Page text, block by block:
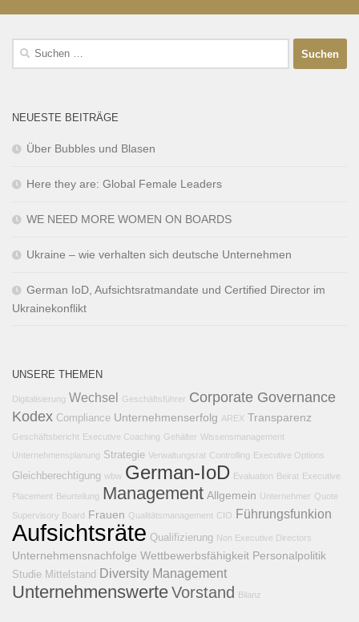
NEUESTE BEITRÄGE
Über Bubbles und Blasen
Here they are: Global Female Leaders
WE NEED MORE WOMEN ON BOARDS
Ukraine – wie verhalten sich deutsche Unternehmen
German IoD, Aufsichtsratmandate und Certified Director im
Ukrainekonflikt
UNSERE THEMEN
Digitalisierung Wechsel Geschäftsführer Corporate Governance
Kodex Compliance Unternehmenserfolg AREX Transparenz
Geschäftsbericht Executive Coaching Gehälter Wissensmanagement
Unternehmensplanung Strategie Verwaltungsrat Controlling Executive Options
Gleichberechtigung wbw German-IoD Evaluation Beirat Executive
Placement Beurteilung Management Allgemein Unternehmer Quote
Supervisory Board
Frauen Qualitätsmanagement CIO Führungsfunkion
Aufsichtsräte Qualifizierung Non Executive Directors
Unternehmensnachfolge Wettbewerbsfähigkeit Personalpolitik
Studie Mittelstand Diversity Management
UnternehmenswerteVorstand Bilanz